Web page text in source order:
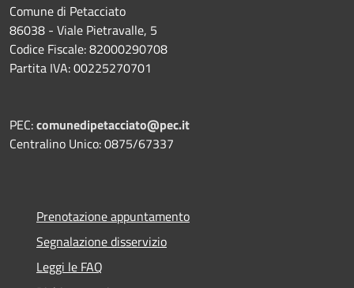
Comune di Petacciato
86038 - Viale Pietravalle, 5
Codice Fiscale: 82000290708
Partita IVA: 00225270701
PEC:comunedipetacciato@pec.it
Centralino Unico: 0875/67337
Prenotazione appuntamento
Segnalazione disservizio
Leggi le FAQ